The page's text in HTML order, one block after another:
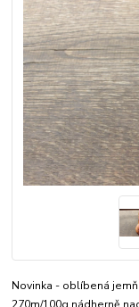
Novinka - oblíbená